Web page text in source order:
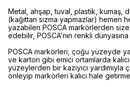
Metal, ahşap, tuval, plastik, kumaş,
(kağıttan sızma yapmazlar) hemen
yazabilen POSCA markörlerden
edebilir, POSCA’nın renkli
POSCA markörleri, çoğu yüzeyde
ve karton gibi emici ortamlarda
yüzeylerden bir kazıyıcı yardımıyla
önleyip markörleri kalıcı hale